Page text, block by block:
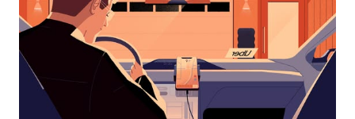
sélectionner
une
date.
Appuyez
sur
touche